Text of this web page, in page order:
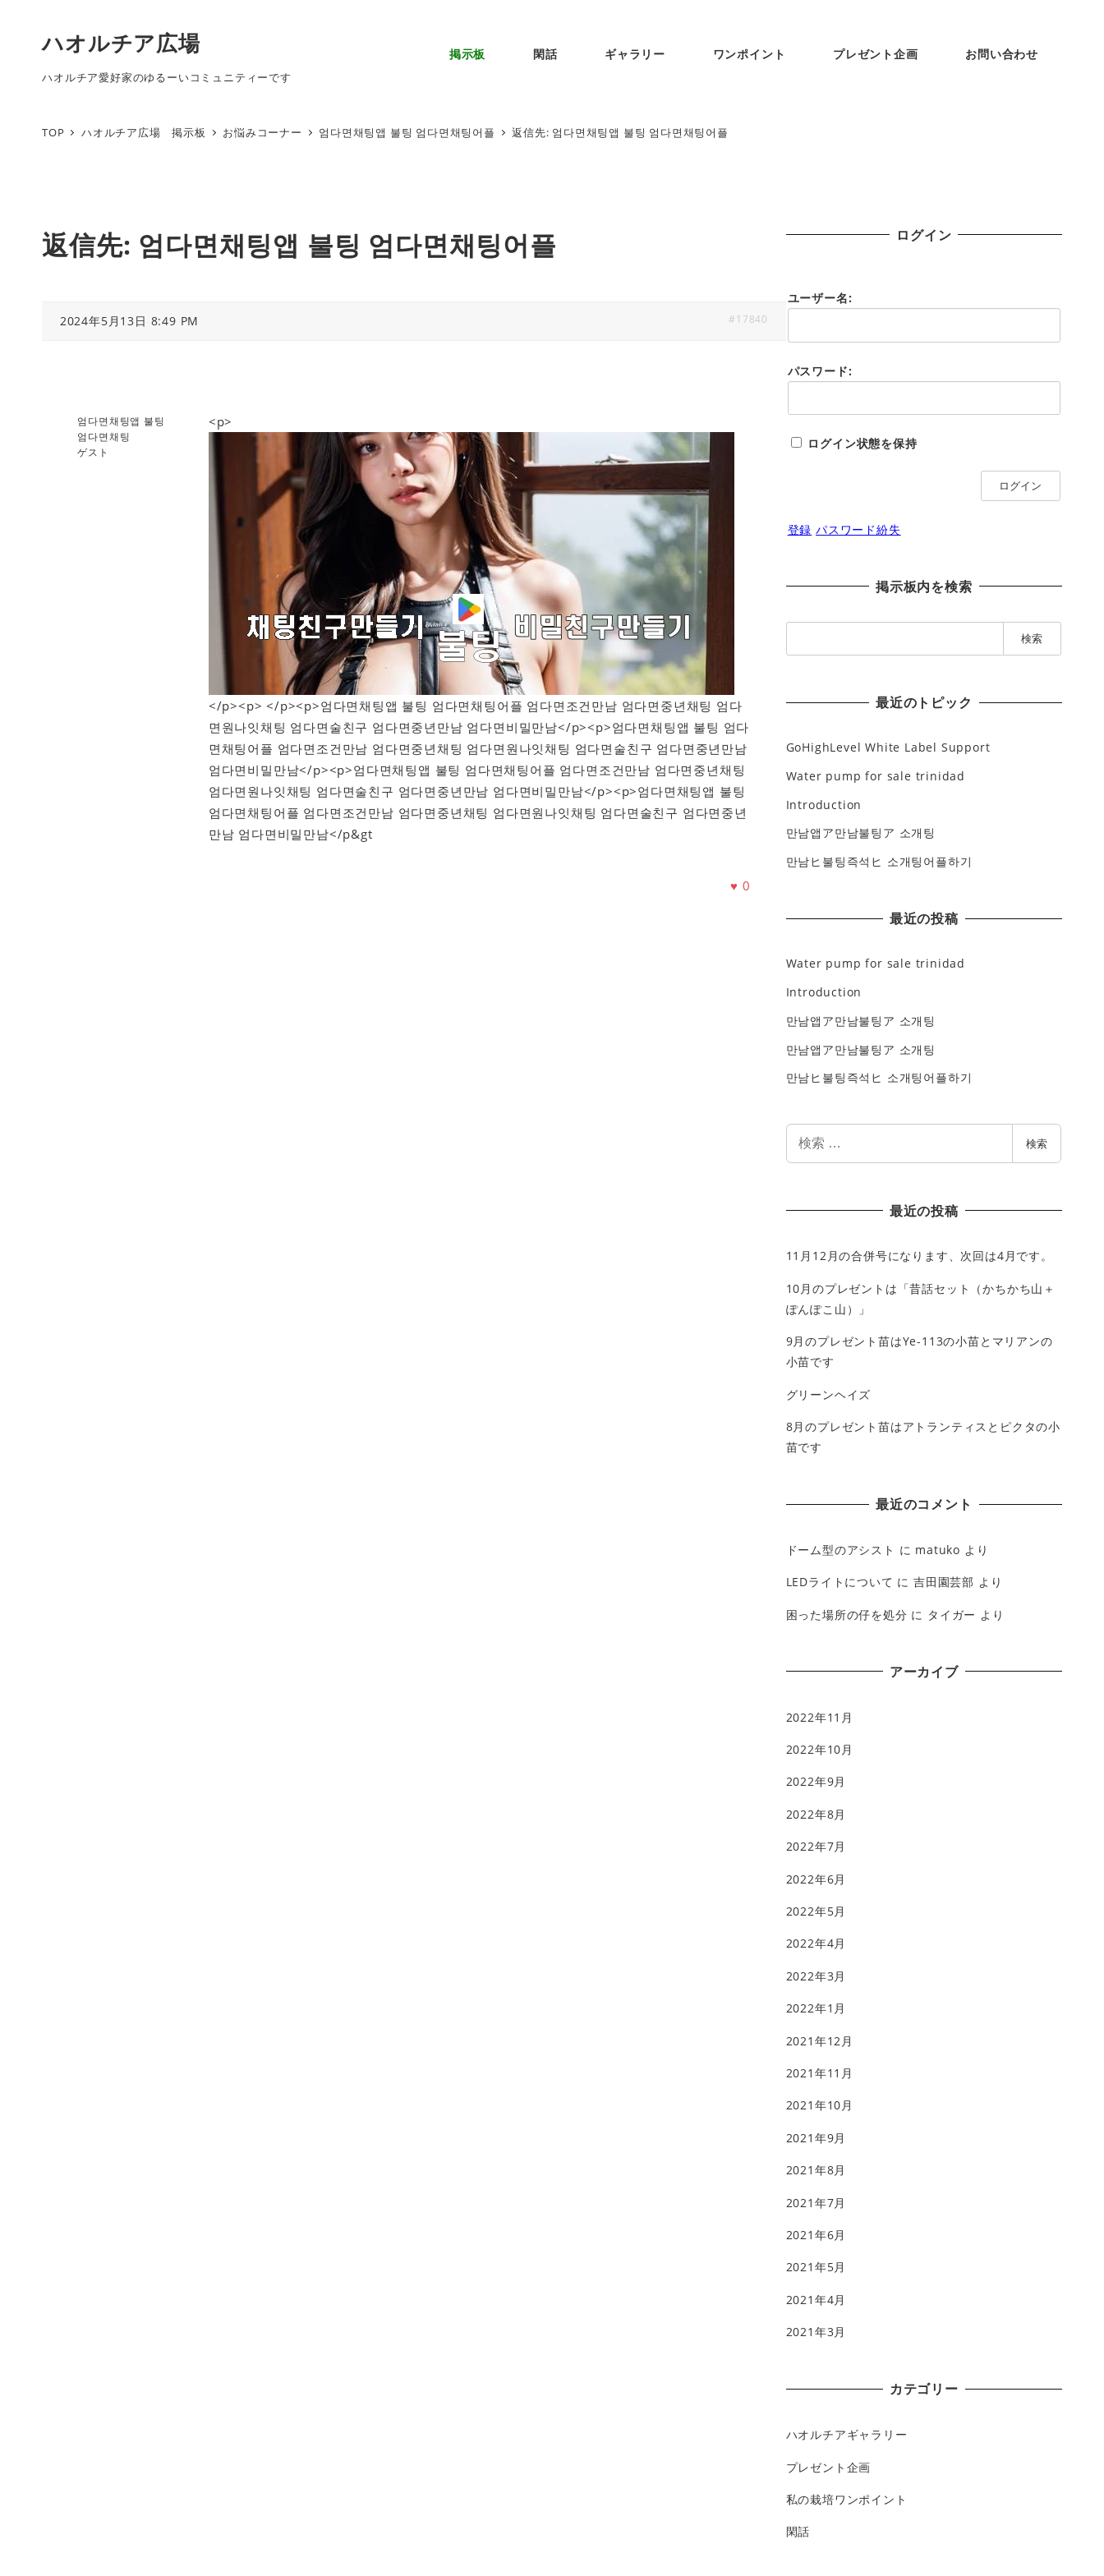
ハオルチア広場
ハオルチア愛好家のゆるーいコミュニティーです
掲示板 閑話 ギャラリー ワンポイント プレゼント企画 お問い合わせ
TOP ハオルチア広場 掲示板 お悩みコーナー 엄다면채팅앱 불팅 엄다면채팅어플 返信先: 엄다면채팅앱 불팅 엄다면채팅어플
返信先: 엄다면채팅앱 불팅 엄다면채팅어플
2024年5月13日 8:49 PM #17840
엄다면채팅앱 불팅
엄다면채팅
ゲスト
<p>
</p><p> </p><p>엄다면채팅앱 불팅 엄다면채팅어플 엄다면조건만남 엄다면중년채팅 엄다
면원나잇채팅 엄다면술친구 엄다면중년만남 엄다면비밀만남</p><p>엄다면채팅앱 불팅 엄다
면채팅어플 엄다면조건만남 엄다면중년채팅 엄다면원나잇채팅 엄다면술친구 엄다면중년만남
엄다면비밀만남</p><p>엄다면채팅앱 불팅 엄다면채팅어플 엄다면조건만남 엄다면중년채팅
엄다면원나잇채팅 엄다면술친구 엄다면중년만남 엄다면비밀만남</p><p>엄다면채팅앱 불팅
엄다면채팅어플 엄다면조건만남 엄다면중년채팅 엄다면원나잇채팅 엄다면술친구 엄다면중년
만남 엄다면비밀만남</p&gt
♥ 0
ログイン
ユーザー名:
パスワード:
ログイン状態を保持
ログイン
登録 パスワード紛失
掲示板内を検索
索
最近のトピック
GoHighLevel White Label Support
Water pump for sale trinidad
Introduction
만남앱ア만남불팅ア 소개팅
만남ヒ불팅즉석ヒ 소개팅어플하기
最近の投稿
Water pump for sale trinidad
Introduction
만남앱ア만남불팅ア 소개팅
만남앱ア만남불팅ア 소개팅
만남ヒ불팅즉석ヒ 소개팅어플하기
検索
最近の投稿
11月12月の合併号になります、次回は4月です。
10月のプレゼントは「昔話セット（かちかち山＋
ぽんぽこ山）」
9月のプレゼント苗はYe-113の小苗とマリアンの
小苗です
グリーンヘイズ
8月のプレゼント苗はアトランティスとピクタの小
苗です
最近のコメント
ドーム型のアシスト に matuko より
LEDライトについて に吉田園芸部 より
困った場所の仔を処分 に タイガー より
アーカイブ
2022年11月
2022年10月
2022年9月
2022年8月
2022年7月
2022年6月
2022年5月
2022年4月
2022年3月
2022年1月
2021年12月
2021年11月
2021年10月
2021年9月
2021年8月
2021年7月
2021年6月
2021年5月
2021年4月
2021年3月
カテゴリー
ハオルチアギャラリー
プレゼント企画
私の栽培ワンポイント
閑話